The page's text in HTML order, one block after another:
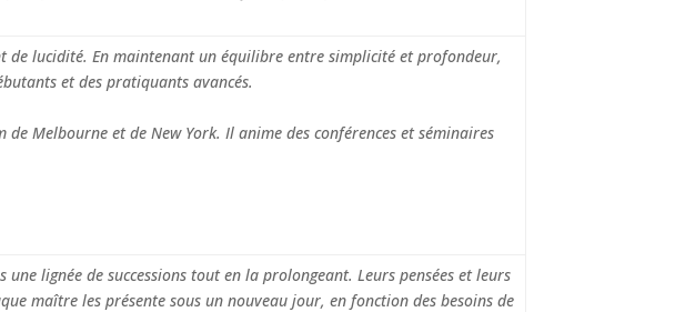
de lucidité. En maintenant un équilibre entre simplicité et profondeur,
et des pratiquants avancés.
Melbourne et de New York. Il anime des conférences et séminaires
lignée de successions tout en la prolongeant. Leurs pensées et leurs
maître les présente sous un nouveau jour, en fonction des besoins de